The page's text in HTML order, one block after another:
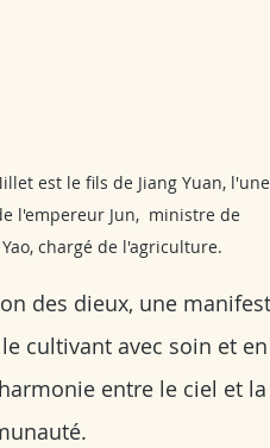
l'empereur Jun,  ministre de
chargé de l'agriculture.
des dieux, une
cultivant avec soin et
entre le ciel et